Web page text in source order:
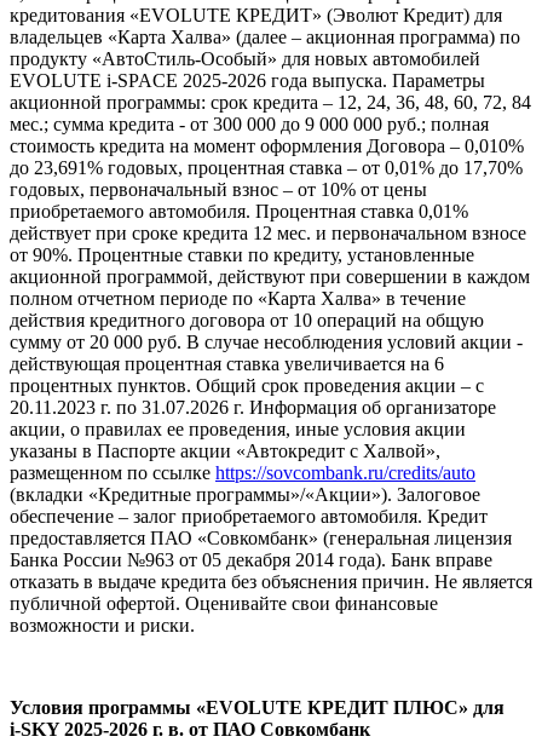
кредитования «EVOLUTE КРЕДИТ» (Эволют Кредит) для
владельцев «Карта Халва» (далее – акционная программа) по
продукту «АвтоСтиль-Особый» для новых автомобилей
EVOLUTE i-SPACE 2025-2026 года выпуска. Параметры
акционной программы: срок кредита – 12, 24, 36, 48, 60, 72, 84
мес.; сумма кредита - от 300 000 до 9 000 000 руб.; полная
стоимость кредита на момент оформления Договора – 0,010%
до 23,691% годовых, процентная ставка – от 0,01% до 17,70%
годовых, первоначальный взнос – от 10% от цены
приобретаемого автомобиля. Процентная ставка 0,01%
действует при сроке кредита 12 мес. и первоначальном взносе
от 90%. Процентные ставки по кредиту, установленные
акционной программой, действуют при совершении в каждом
полном отчетном периоде по «Карта Халва» в течение
действия кредитного договора от 10 операций на общую
сумму от 20 000 руб. В случае несоблюдения условий акции -
действующая процентная ставка увеличивается на 6
процентных пунктов. Общий срок проведения акции – с
20.11.2023 г. по 31.07.2026 г. Информация об организаторе
акции, о правилах ее проведения, иные условия акции
указаны в Паспорте акции «Автокредит с Халвой»,
размещенном по ссылке https://sovcombank.ru/credits/auto
(вкладки «Кредитные программы»/«Акции»). Залоговое
обеспечение – залог приобретаемого автомобиля. Кредит
предоставляется ПАО «Совкомбанк» (генеральная лицензия
Банка России №963 от 05 декабря 2014 года). Банк вправе
отказать в выдаче кредита без объяснения причин. Не является
публичной офертой. Оценивайте свои финансовые
возможности и риски.
Условия программы «EVOLUTE КРЕДИТ ПЛЮС» для
i‑SKY 2025-2026 г. в. от ПАО Совкомбанк